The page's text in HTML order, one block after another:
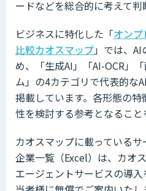
ードなどを総合的に考えて判
ビジネスに特化した「オン
比較カオスマップ」では、
め、「生成AI」「AI-OCR」
ム」の4カテゴリで代表的な
掲載しています。各形態の
性を検討する参考となること
カオスマップに載っている
企業一覧（Excel）は、カオ
エージェントサービスの導